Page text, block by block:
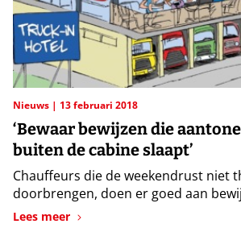
Nieuws 13 februari 2018
‘Bewaar bewijzen die
buiten de cabine slaapt’
Chauffeurs die de weekendrust niet
doorbrengen, doen er goed aan
Lees meer